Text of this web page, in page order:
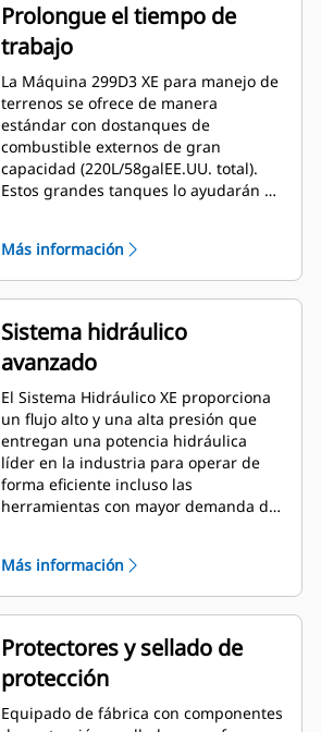
Prolongue el tiempo de
trabajo
La Máquina 299D3 XE para manejo de
terrenos se ofrece de manera
estándar con dostanques de
combustible externos de gran
capacidad (220L/58galEE.UU. total).
Estos grandes tanques lo ayudarán a
con menos frecuencia.
Más información
Sistema hidráulico
avanzado
El Sistema Hidráulico XE proporciona
un flujo alto y una alta presión que
entregan una potencia hidráulica
líder en la industria para operar de
forma eficiente incluso las
herramientas con mayor demanda de
Más información
Protectores y sellado de
protección
Equipado de fábrica con componentes